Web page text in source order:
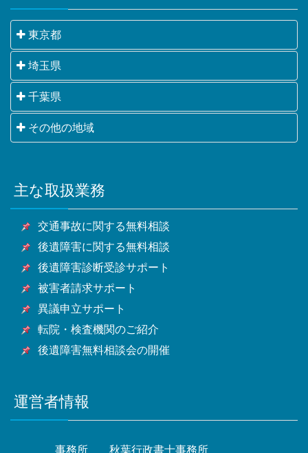
東京都
千代田区・中央区・港区・新宿区・文京区・台東区・
墨田区・江東区・品川区・目黒区・大田区・世田谷
区・渋谷区・中野区・杉並区・豊島区・北区・荒川
区・板橋区・練馬区・足立区・葛飾区・江戸川区・八
王子市・立川市・武蔵野市・三鷹市・青梅市・府中
市・東大和市・清瀬市・東久留米市・武蔵村山市・多
摩市・稲城市・羽村市・あきる野市・西東京市他東京
都全域
埼玉県
さいたま市・川越市・熊谷市・川口市・行田市・秩父
市・所沢市・飯能市・加須市・本庄市・東松山市・春
日部市・狭山市・羽生市・鴻巣市・深谷市・上尾市・
潮市・富士見市・三郷市・蓮田市・坂戸市・幸手市・
鶴ヶ島市・日高市・吉川市・ふじみ野市・白岡市他埼
千葉県
千葉市・銚子市・市川市・船橋市・館山市・木更津
市・松戸市・野田市・茂原市・成田市・佐倉市・東金
市・富津市・浦安市・四街道市・袖ケ浦市・八街市・
印西市・白井市・富里市・南房総市・匝瑳市・香取
市・山武市・いすみ市・大網白里市他千葉県全域
その他の地域
甲府市・山梨市・南アルプス市他山梨県全域・長野
県・静岡県等
主な取扱業務
交通事故に関する無料相談
後遺障害に関する無料相談
後遺障害診断受診サポート
被害者請求サポート
異議申立サポート
転院・検査機関のご紹介
後遺障害無料相談会の開催
運営者情報
事務所 秋葉行政書士事務所